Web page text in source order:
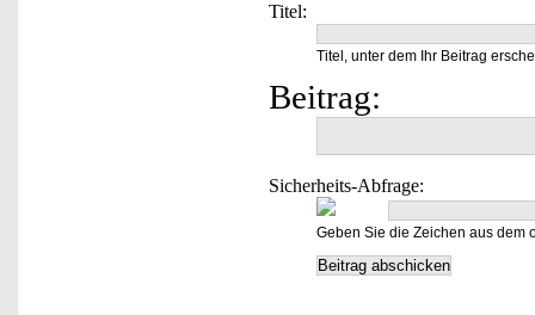
Titel:
Titel, unter dem Ihr Beitrag
Beitrag:
Sicherheits-Abfrage:
Geben Sie die Zeichen aus dem